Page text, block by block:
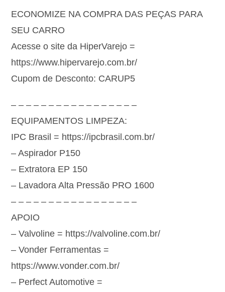
ECONOMIZE NA COMPRA DAS PEÇAS PARA
SEU CARRO
Acesse o site da HiperVarejo =
https://www.hipervarejo.com.br/
Cupom de Desconto: CARUP5
– – – – – – – – – – – – – – – – –
EQUIPAMENTOS LIMPEZA:
IPC Brasil = https://ipcbrasil.com.br/
– Aspirador P150
– Extratora EP 150
– Lavadora Alta Pressão PRO 1600
– – – – – – – – – – – – – – – – –
APOIO
– Valvoline = https://valvoline.com.br/
– Vonder Ferramentas =
https://www.vonder.com.br/
– Perfect Automotive =